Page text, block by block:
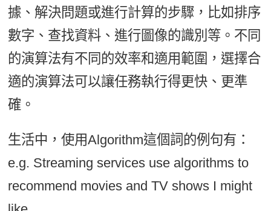
據、解決問題或進行計算的步驟，比如排序
數字、查找資料、進行圖像的識別等。不同
的演算法有不同的效率和適用範圍，選擇合
適的演算法可以讓任務執行得更快、更準
確。
生活中，使用Algorithm這個詞的例句有：
e.g. Streaming services use algorithms to
recommend movies and TV shows I might